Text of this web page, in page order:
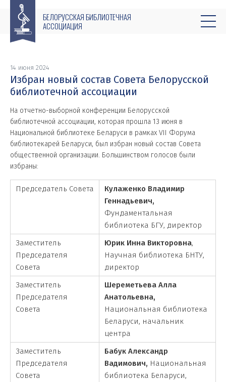
БЕЛОРУССКАЯ БИБЛИОТЕЧНАЯ
АССОЦИАЦИЯ
14 июня 2024
Избран новый состав Совета Белорусской
библиотечной ассоциации
На отчетно-выборной конференции Белорусской
библиотечной ассоциации, которая прошла 13 июня в
Национальной библиотеке Беларуси в рамках VII Форума
библиотекарей Беларуси, был избран новый состав Совета
общественной организации. Большинством голосов были
избраны:
Председатель Совета
Кулаженко Владимир
Геннадьевич,
Фундаментальная
библиотека БГУ, директор
Заместитель
Председателя
Совета
Юрик Инна Викторовна,
Научная библиотека БНТУ,
директор
Заместитель
Председателя
Совета
Шереметьева Алла
Анатольевна,
Национальная библиотека
Беларуси, начальник
центра
Заместитель
Председателя
Совета
Бабук Александр
Вадимович, Национальная
библиотека Беларуси,